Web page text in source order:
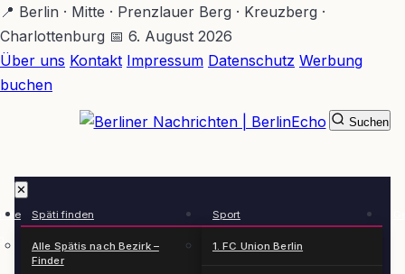
Zum
Hauptinhalt
springen
📍 Berlin · Mitte · Prenzlauer Berg · Kreuzberg ·
Charlottenburg 📅 6. August 2026
Über uns Kontakt Impressum Datenschutz Werbung
buchen
✕
Späti finden
Alle Spätis nach Bezirk –
Finder
Sport
1. FC Union Berlin
Suchen